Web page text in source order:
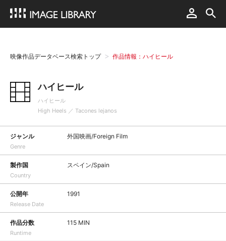
映像作品データベース検索トップ 作品情報：ハイヒール
ハイヒール
ハイヒール
High Heels ／ Tacones lejanos
ジャンル
Genre
外国映画/Foreign Film
製作国
Country
スペイン/Spain
公開年
Release Date
1991
作品分数
Runtime
115 MIN